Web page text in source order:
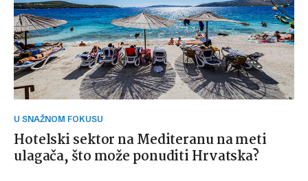
U SNAŽNOM FOKUSU
Hotelski sektor na Mediteranu na meti
ulagača, što može ponuditi Hrvatska?